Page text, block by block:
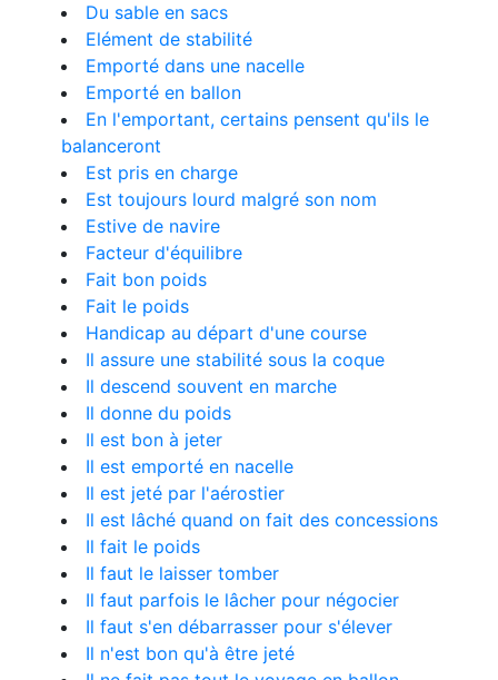
Du sable en sacs
Elément de stabilité
Emporté dans une nacelle
Emporté en ballon
En l'emportant, certains pensent qu'ils le
balanceront
Est pris en charge
Est toujours lourd malgré son nom
Estive de navire
Facteur d'équilibre
Fait bon poids
Fait le poids
Handicap au départ d'une course
Il assure une stabilité sous la coque
Il descend souvent en marche
Il donne du poids
Il est bon à jeter
Il est emporté en nacelle
Il est jeté par l'aérostier
Il est lâché quand on fait des concessions
Il fait le poids
Il faut le laisser tomber
Il faut parfois le lâcher pour négocier
Il faut s'en débarrasser pour s'élever
Il n'est bon qu'à être jeté